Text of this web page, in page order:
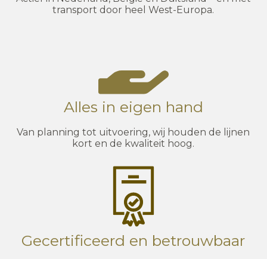
transport door heel West-Europa.
Alles in eigen hand
Van planning tot uitvoering, wij houden de lijnen
kort en de kwaliteit hoog.
Gecertificeerd en betrouwbaar